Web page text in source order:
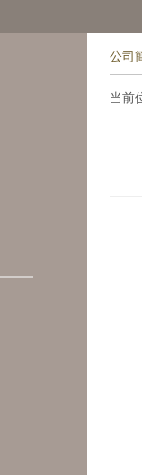
公司
当前